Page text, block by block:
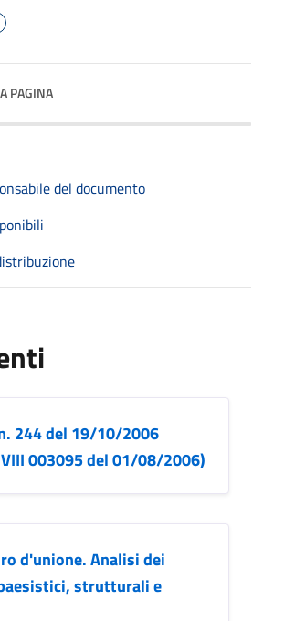
PAGINA
del documento
244 del 19/10/2006
VIII 003095 del 01/08/2006)
d'unione. Analisi dei
strutturali e